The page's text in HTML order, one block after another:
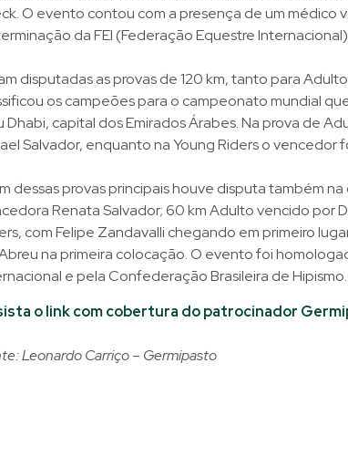
O evento contou com a presença de um médico
da FEI (Federação Equestre
disputadas as provas de 120 km, tanto para
os campeões para o campeonato mundial
Dhabi, capital dos Emirados Árabes. Na prova de
Salvador, enquanto na Young Riders o vencedor
dessas provas principais houve disputa também
Renata Salvador; 60 km Adulto vencido por
com Felipe Zandavalli chegando em primeiro
na primeira colocação. O evento foi
e pela Confederação Brasileira de Hipismo.
o link com cobertura do patrocinador
Leonardo Carriço – Germipasto